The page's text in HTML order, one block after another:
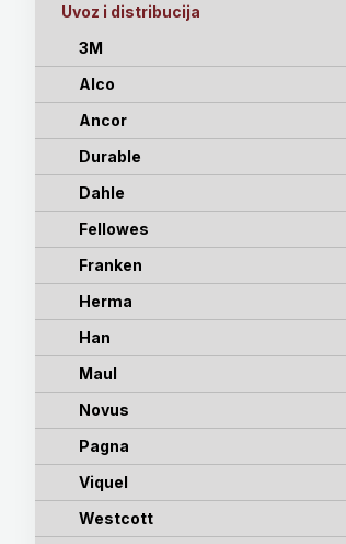
Uvoz i distribucija
3M
Alco
Ancor
Durable
Dahle
Fellowes
Franken
Herma
Han
Maul
Novus
Pagna
Viquel
Westcott